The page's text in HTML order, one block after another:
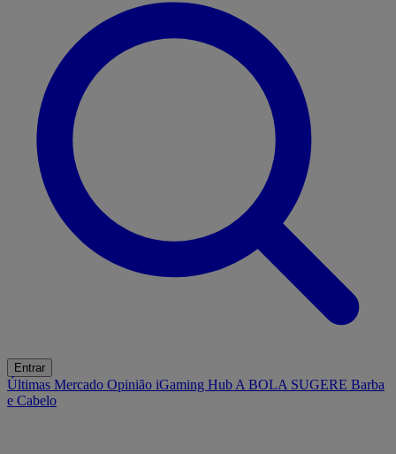
Entrar
Últimas Mercado Opinião iGaming Hub A BOLA SUGERE Barba
e Cabelo